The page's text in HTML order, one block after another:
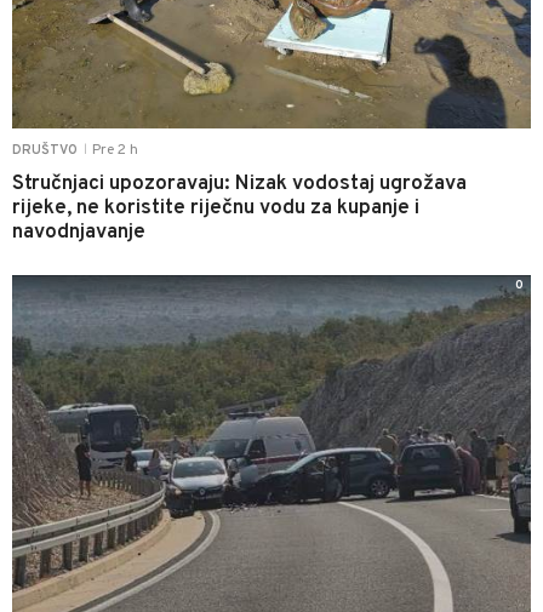
DRUŠTVO Pre 2 h
Stručnjaci upozoravaju: Nizak vodostaj ugrožava
rijeke, ne koristite riječnu vodu za kupanje i
navodnjavanje
0